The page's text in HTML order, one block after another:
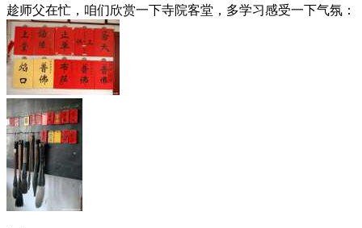
趁师父在忙，咱们欣赏一下寺院客堂，多学习感受一下气氛：